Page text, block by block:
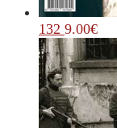
132 9.00€